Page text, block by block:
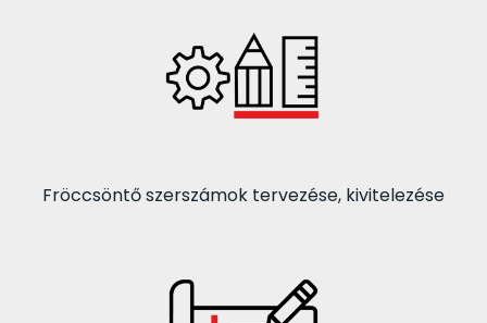
Fröccsöntő szerszámok tervezése, kivitelezése